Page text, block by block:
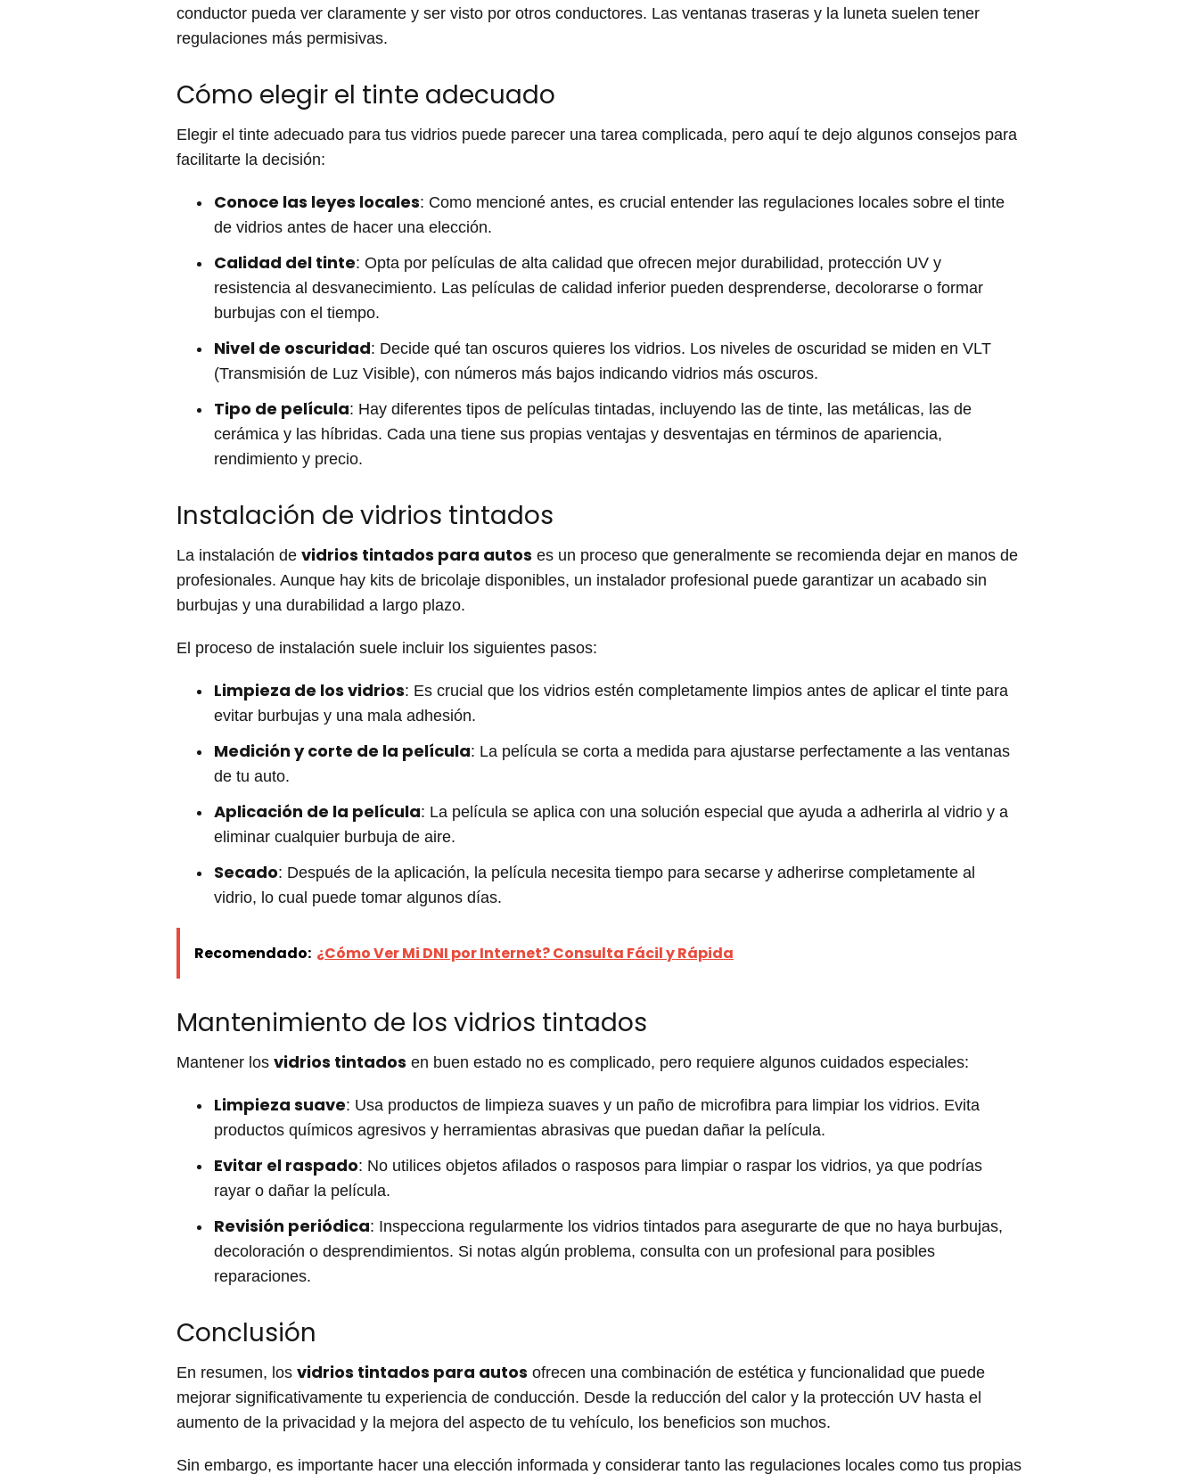
conductor pueda ver claramente y ser visto por otros conductores. Las ventanas traseras y la luneta suelen tener
regulaciones más permisivas.
Cómo elegir el tinte adecuado
Elegir el tinte adecuado para tus vidrios puede parecer una tarea complicada, pero aquí te dejo algunos consejos para
facilitarte la decisión:
Conoce las leyes locales: Como mencioné antes, es crucial entender las regulaciones locales sobre el tinte
de vidrios antes de hacer una elección.
Calidad del tinte: Opta por películas de alta calidad que ofrecen mejor durabilidad, protección UV y
resistencia al desvanecimiento. Las películas de calidad inferior pueden desprenderse, decolorarse o formar
burbujas con el tiempo.
Nivel de oscuridad: Decide qué tan oscuros quieres los vidrios. Los niveles de oscuridad se miden en VLT
(Transmisión de Luz Visible), con números más bajos indicando vidrios más oscuros.
Tipo de película: Hay diferentes tipos de películas tintadas, incluyendo las de tinte, las metálicas, las de
cerámica y las híbridas. Cada una tiene sus propias ventajas y desventajas en términos de apariencia,
rendimiento y precio.
Instalación de vidrios tintados
La instalación de vidrios tintados para autos es un proceso que generalmente se recomienda dejar en manos de
profesionales. Aunque hay kits de bricolaje disponibles, un instalador profesional puede garantizar un acabado sin
burbujas y una durabilidad a largo plazo.
El proceso de instalación suele incluir los siguientes pasos:
Limpieza de los vidrios: Es crucial que los vidrios estén completamente limpios antes de aplicar el tinte para
evitar burbujas y una mala adhesión.
Medición y corte de la película: La película se corta a medida para ajustarse perfectamente a las ventanas
de tu auto.
Aplicación de la película: La película se aplica con una solución especial que ayuda a adherirla al vidrio y a
eliminar cualquier burbuja de aire.
Secado: Después de la aplicación, la película necesita tiempo para secarse y adherirse completamente al
vidrio, lo cual puede tomar algunos días.
Recomendado: ¿Cómo Ver Mi DNI por Internet? Consulta Fácil y Rápida
Mantenimiento de los vidrios tintados
Mantener los vidrios tintados en buen estado no es complicado, pero requiere algunos cuidados especiales:
Limpieza suave: Usa productos de limpieza suaves y un paño de microfibra para limpiar los vidrios. Evita
productos químicos agresivos y herramientas abrasivas que puedan dañar la película.
Evitar el raspado: No utilices objetos afilados o rasposos para limpiar o raspar los vidrios, ya que podrías
rayar o dañar la película.
Revisión periódica: Inspecciona regularmente los vidrios tintados para asegurarte de que no haya burbujas,
decoloración o desprendimientos. Si notas algún problema, consulta con un profesional para posibles
reparaciones.
Conclusión
En resumen, los vidrios tintados para autos ofrecen una combinación de estética y funcionalidad que puede
mejorar significativamente tu experiencia de conducción. Desde la reducción del calor y la protección UV hasta el
aumento de la privacidad y la mejora del aspecto de tu vehículo, los beneficios son muchos.
Sin embargo, es importante hacer una elección informada y considerar tanto las regulaciones locales como tus propias